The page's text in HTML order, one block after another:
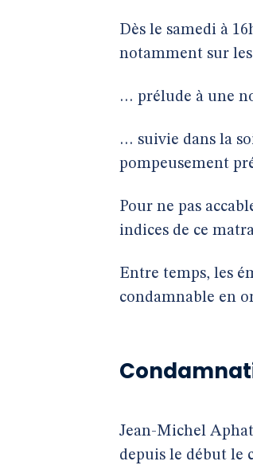
Dès le samedi à
notamment sur
… prélude à une
… suivie dans la
pompeusement
Pour ne pas
indices de ce
Entre temps, les
condamnable en
Jean-Michel
depuis le début le